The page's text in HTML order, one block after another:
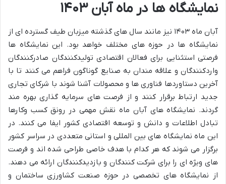
نمایشگاه ها در ماه آبان ۱۴۰۳
آبان ماه ۱۴۰۳ نیز مانند سال های گذشته میزبان طیف گسترده ای از
نمایشگاه ها در حوزه های مختلف خواهد بود. این نمایشگاه ها
فرصتی استثنایی برای فعالان اقتصادی تولیدکنندگان صادرکنندگان
واردکنندگان و علاقه مندان به صنایع گوناگون فراهم می کنند تا با
آخرین دستاوردها فناوری ها و محصولات آشنا شوند با شرکای تجاری
جدید ارتباط برقرار کنند و از فرصت های سرمایه گذاری بهره مند
گردند. نمایشگاه های آبان ماه نقش مهمی در رونق کسب وکارها
تبادل اطلاعات و دانش و توسعه اقتصادی کشور ایفا می کنند. در
این ماه نمایشگاه های بین المللی و استانی متعددی در سراسر کشور
برگزار می شوند که هر کدام با هدف خاصی طراحی شده اند و فرصت
های ویژه ای را برای شرکت کنندگان و بازدیدکنندگان ارائه می دهند.
از نمایشگاه های تخصصی در حوزه صنعت کشاورزی ساختمان و